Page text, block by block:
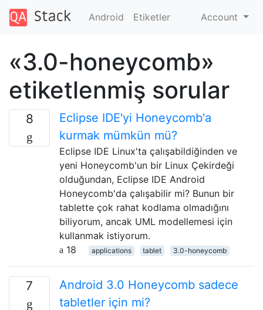
Android Etiketler Account
«3.0-honeycomb»
etiketlenmiş sorular
8
Eclipse IDE'yi Honeycomb'a
kurmak mümkün mü?
Eclipse IDE Linux'ta çalışabildiğinden ve
yeni Honeycomb'un bir Linux Çekirdeği
olduğundan, Eclipse IDE Android
Honeycomb'da çalışabilir mi? Bunun bir
tablette çok rahat kodlama olmadığını
biliyorum, ancak UML modellemesi için
kullanmak istiyorum.
18
applications tablet 3.0-honeycomb
7
Android 3.0 Honeycomb sadece
tabletler için mi?